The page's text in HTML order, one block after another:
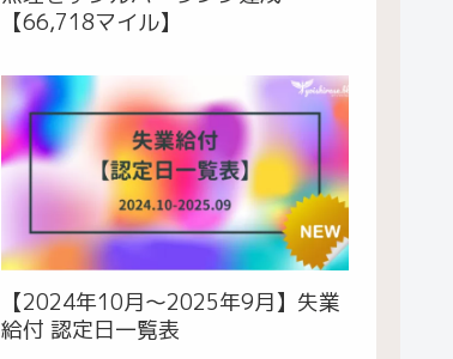
【66,718マイル】
【2024年10月〜2025年9月】失業
給付 認定日一覧表